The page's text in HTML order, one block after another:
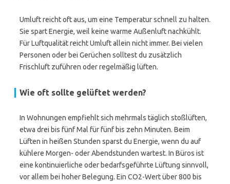
Umluft reicht oft aus, um eine Temperatur schnell zu halten.
Sie spart Energie, weil keine warme Außenluft nachkühlt.
Für Luftqualität reicht Umluft allein nicht immer. Bei vielen
Personen oder bei Gerüchen solltest du zusätzlich
Frischluft zuführen oder regelmäßig lüften.
Wie oft sollte gelüftet werden?
In Wohnungen empfiehlt sich mehrmals täglich stoßlüften,
etwa drei bis fünf Mal für fünf bis zehn Minuten. Beim
Lüften in heißen Stunden sparst du Energie, wenn du auf
kühlere Morgen- oder Abendstunden wartest. In Büros ist
eine kontinuierliche oder bedarfsgeführte Lüftung sinnvoll,
vor allem bei hoher Belegung. Ein CO2-Wert über 800 bis